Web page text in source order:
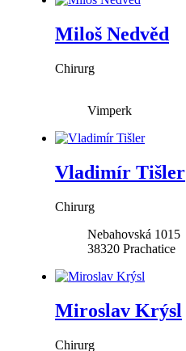
Miloš Nedvěd
Chirurg
Vimperk
Vladimír Tišler
Chirurg
Nebahovská 1015
38320 Prachatice
Miroslav Krýsl
Chirurg